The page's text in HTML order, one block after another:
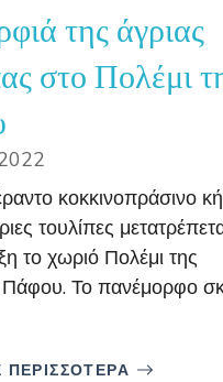
της άγριας
στο Πολέμι
κοκκινοπράσινο
τουλίπες
το χωριό Πολέμι της
Το πανέμορφο
ΠΕΡΙΣΣΟΤΕΡΑ